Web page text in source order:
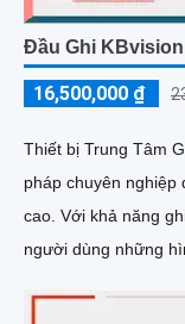
Đầu Ghi
16,500,000 ₫
Thiết bị Trung Tâm
pháp chuyên nghiệp
cao. Với khả năng ghi hình độ phân giải 4K, nó mang đến cho
người dùng những